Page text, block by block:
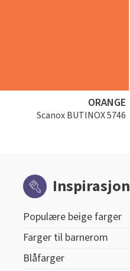
ORANGE
Scanox BUTINOX 5746
Inspirasjon
Populære beige farger
Farger til barnerom
Blåfarger